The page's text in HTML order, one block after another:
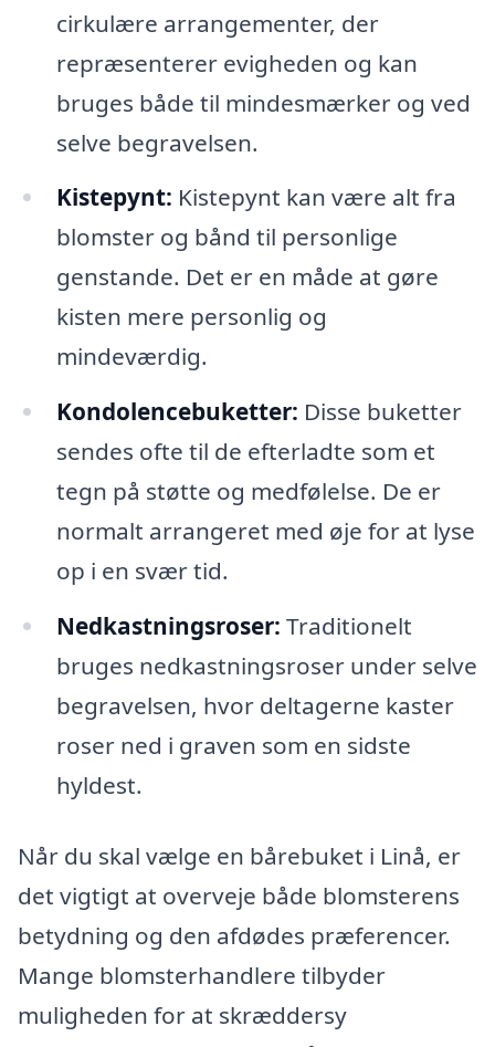
cirkulære arrangementer, der
repræsenterer evigheden og kan
bruges både til mindesmærker og ved
selve begravelsen.
Kistepynt: Kistepynt kan være alt fra
blomster og bånd til personlige
genstande. Det er en måde at gøre
kisten mere personlig og
mindeværdig.
Kondolencebuketter: Disse buketter
sendes ofte til de efterladte som et
tegn på støtte og medfølelse. De er
normalt arrangeret med øje for at lyse
op i en svær tid.
Nedkastningsroser: Traditionelt
bruges nedkastningsroser under selve
begravelsen, hvor deltagerne kaster
roser ned i graven som en sidste
hyldest.
Når du skal vælge en bårebuket i Linå, er
det vigtigt at overveje både blomsterens
betydning og den afdødes præferencer.
Mange blomsterhandlere tilbyder
muligheden for at skræddersy